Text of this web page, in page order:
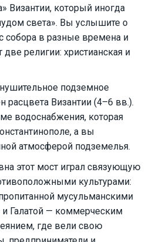
Византии, который иногда
света». Вы услышите о
собора в разные времена и
религии: христианская и
подземное
Византии (4–6 вв.).
водоснабжения, которая
а вы
атмосферой подземелья.
этот мост играл связующую
культурами:
мусульманскими
и Галатой — коммерческим
где вели свою